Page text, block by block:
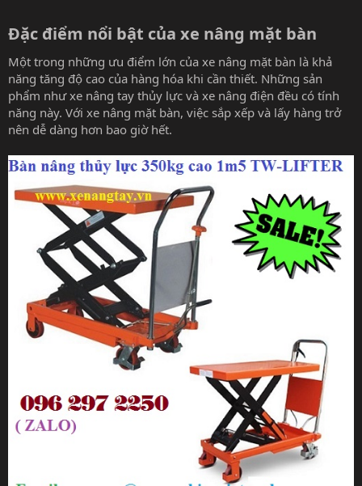
Đặc điểm nổi bật của xe nâng mặt bàn​
Một trong những ưu điểm lớn của xe nâng mặt bàn là khả
năng tăng độ cao của hàng hóa khi cần thiết. Những sản
phẩm như xe nâng tay thủy lực và xe nâng điện đều có tính
năng này. Với xe nâng mặt bàn, việc sắp xếp và lấy hàng trở
nên dễ dàng hơn bao giờ hết.